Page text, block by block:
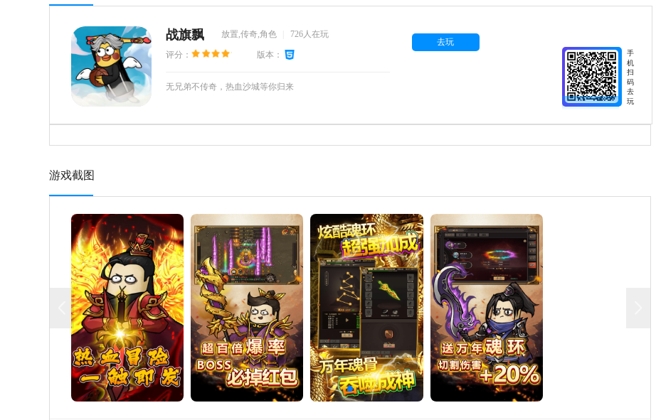
战旗飘 放置,传奇,角色 726人在玩
评分： 版本：
去玩
手
机
扫
码
去
玩
无兄弟不传奇，热血沙城等你归来
游戏截图